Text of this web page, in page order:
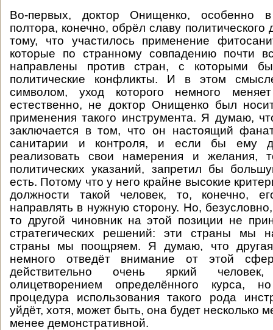
Во-первых, доктор Онищенко, особенно
полтора, конечно, обрёл славу политического
тому, что участилось применение
которые по странному совпадению почти
направлены против стран, с которыми
политические конфликты. И в этом
символом, уход которого немного
естественно, не доктор Онищенко был
применения такого инструмента. Я думаю,
заключается в том, что он настоящий
санитарии и контроля, и если бы ему
реализовать свои намерения и желания,
политических указаний, запретил бы
есть. Потому что у него крайне высокие
должности такой человек, то, конечно,
направлять в нужную сторону. Но,
то другой чиновник на этой позиции не
стратегических решений: эти страны мы
страны мы поощряем. Я думаю, что
немного отведёт внимание от этой
действительно очень яркий
олицетворением определённого курса,
процедура использования такого рода
уйдёт, хотя, может быть, она будет несколько
менее демонстративной.